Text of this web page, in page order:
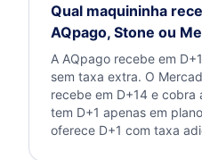
Qual maquininha
AQpago, Stone ou
A AQpago recebe em
sem taxa extra. O
recebe em D+14 e cobra
tem D+1 apenas em
oferece D+1 com taxa